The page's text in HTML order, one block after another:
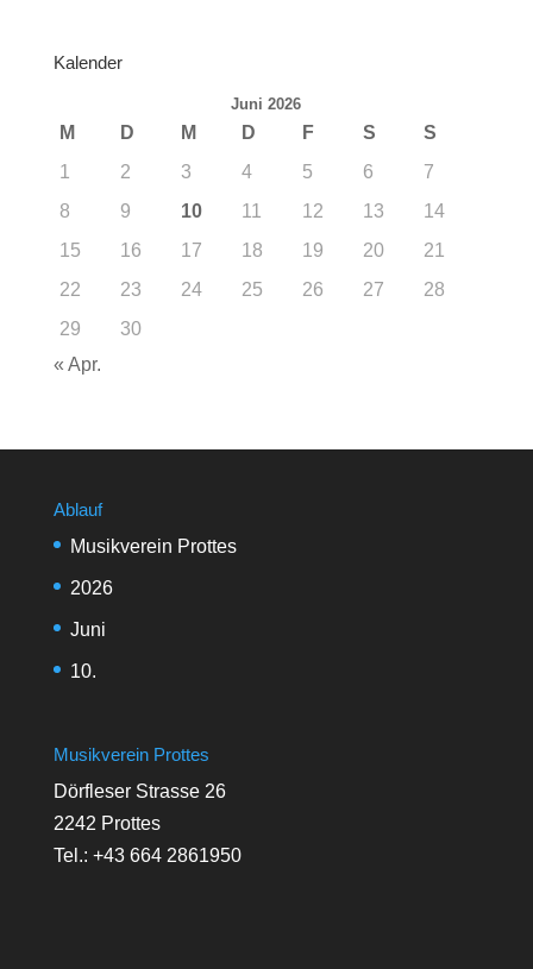
Kalender
Juni 2026
M D M D F S
S
1
2 3 4 5 6
7
8
9 10 11 12 13
14
15
16 17 18 19 20
21
22
23 24 25 26 27
28
29
30
« Apr.
Ablauf
Musikverein Prottes
2026
Juni
10.
Musikverein Prottes
Dörfleser Strasse 26
2242 Prottes
Tel.: +43 664 2861950